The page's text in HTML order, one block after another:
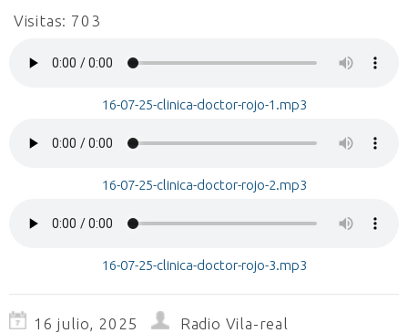
Visitas: 703
16-07-25-clinica-doctor-rojo-1.mp3
16-07-25-clinica-doctor-rojo-2.mp3
16-07-25-clinica-doctor-rojo-3.mp3
16 julio, 2025
Radio Vila-real